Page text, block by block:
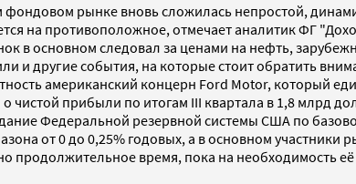
рынке вновь сложилась непростой,
на противоположное, отмечает аналитик ФГ
в основном следовал за ценами на нефть,
и другие события, на которые стоит обратить
американский концерн Ford Motor, который
чистой прибыли по итогам III квартала в 1,8 млрд
Федеральной резервной системы США по
от 0 до 0,25% годовых, а в основном
продолжительное время, пока на необходимость